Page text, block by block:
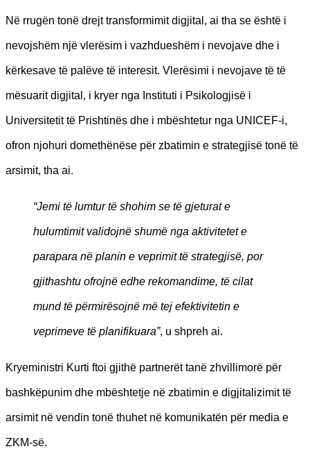
Në rrugën tonë drejt transformimit digjital, ai tha se është i
nevojshëm një vlerësim i vazhdueshëm i nevojave dhe i
kërkesave të palëve të interesit. Vlerësimi i nevojave të të
mësuarit digjital, i kryer nga Instituti i Psikologjisë i
Universitetit të Prishtinës dhe i mbështetur nga UNICEF-i,
ofron njohuri domethënëse për zbatimin e strategjisë tonë të
arsimit, tha ai.
“Jemi të lumtur të shohim se të gjeturat e
hulumtimit validojnë shumë nga aktivitetet e
parapara në planin e veprimit të strategjisë, por
gjithashtu ofrojnë edhe rekomandime, të cilat
mund të përmirësojnë më tej efektivitetin e
veprimeve të planifikuara”, u shpreh ai.
Kryeministri Kurti ftoi gjithë partnerët tanë zhvillimorë për
bashkëpunim dhe mbështetje në zbatimin e digjitalizimit të
arsimit në vendin tonë thuhet në komunikatën për media e
ZKM-së.